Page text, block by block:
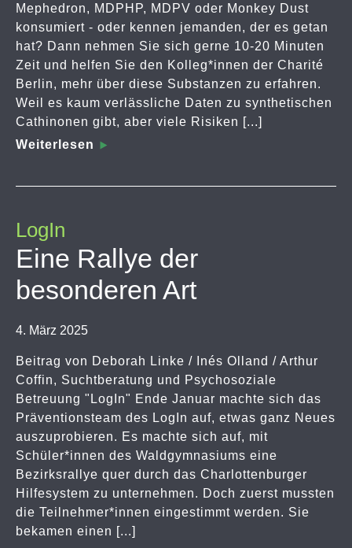
Mephedron, MDPHP, MDPV oder Monkey Dust
konsumiert - oder kennen jemanden, der es getan
hat? Dann nehmen Sie sich gerne 10-20 Minuten
Zeit und helfen Sie den Kolleg*innen der Charité
Berlin, mehr über diese Substanzen zu erfahren.
Weil es kaum verlässliche Daten zu synthetischen
Cathinonen gibt, aber viele Risiken [...]
Weiterlesen
LogIn
Eine Rallye der
besonderen Art
4. März 2025
Beitrag von Deborah Linke / Inés Olland / Arthur
Coffin, Suchtberatung und Psychosoziale
Betreuung "LogIn" Ende Januar machte sich das
Präventionsteam des LogIn auf, etwas ganz Neues
auszuprobieren. Es machte sich auf, mit
Schüler*innen des Waldgymnasiums eine
Bezirksrallye quer durch das Charlottenburger
Hilfesystem zu unternehmen. Doch zuerst mussten
die Teilnehmer*innen eingestimmt werden. Sie
bekamen einen [...]